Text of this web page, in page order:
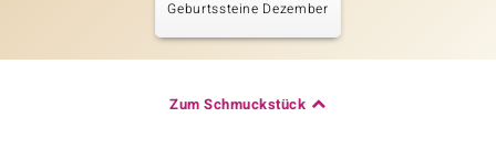
Geburtssteine Dezember
Zum Schmuckstück